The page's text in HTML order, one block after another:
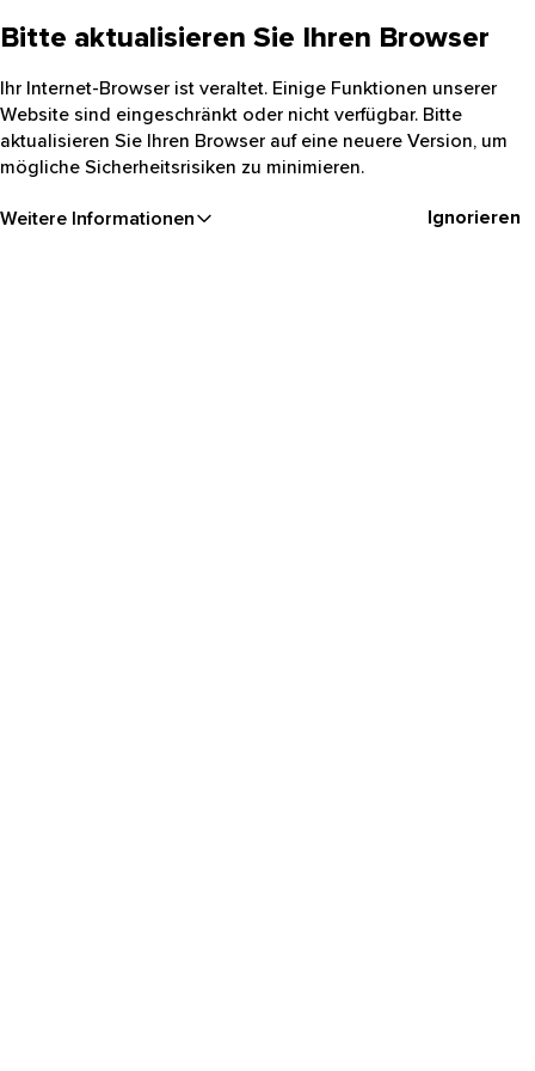
Bitte aktualisieren Sie Ihren Browser
Ihr Internet-Browser ist veraltet. Einige Funktionen unserer
Website sind eingeschränkt oder nicht verfügbar. Bitte
aktualisieren Sie Ihren Browser auf eine neuere Version, um
mögliche Sicherheitsrisiken zu minimieren.
Weitere Informationen Ignorieren